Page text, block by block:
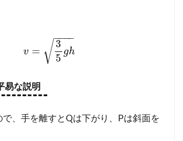
v =
3
5
gh
− −
−−
√
易な説明
、手を離すとQは下がり、Pは斜面を